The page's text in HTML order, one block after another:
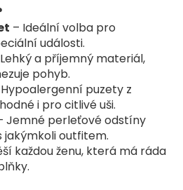
– Ideální volba pro
události.
a příjemný materiál,
pohyb.
puzety z
i pro citlivé uši.
Jemné perleťové odstíny
jakýmkoli outfitem.
každou ženu, která má ráda